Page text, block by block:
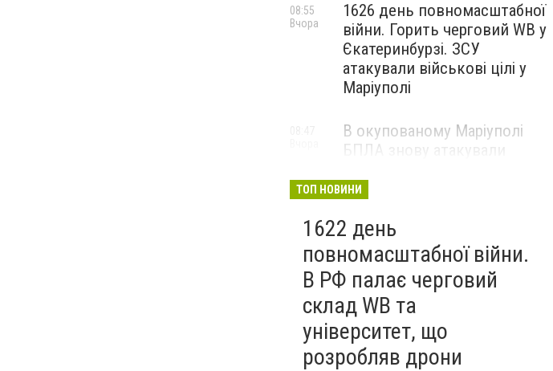
1626 день повномасштабної
війни. Горить черговий WB у
Єкатеринбурзі. ЗСУ
атакували військові цілі у
Маріуполі
08:55
Вчора
В окупованому Маріуполі
БПЛА знову атакували
— ВІДЕО
ТОП НОВИНИ
1622 день
повномасштабної війни.
В РФ палає черговий
склад WB та
університет, що
розробляв дрони